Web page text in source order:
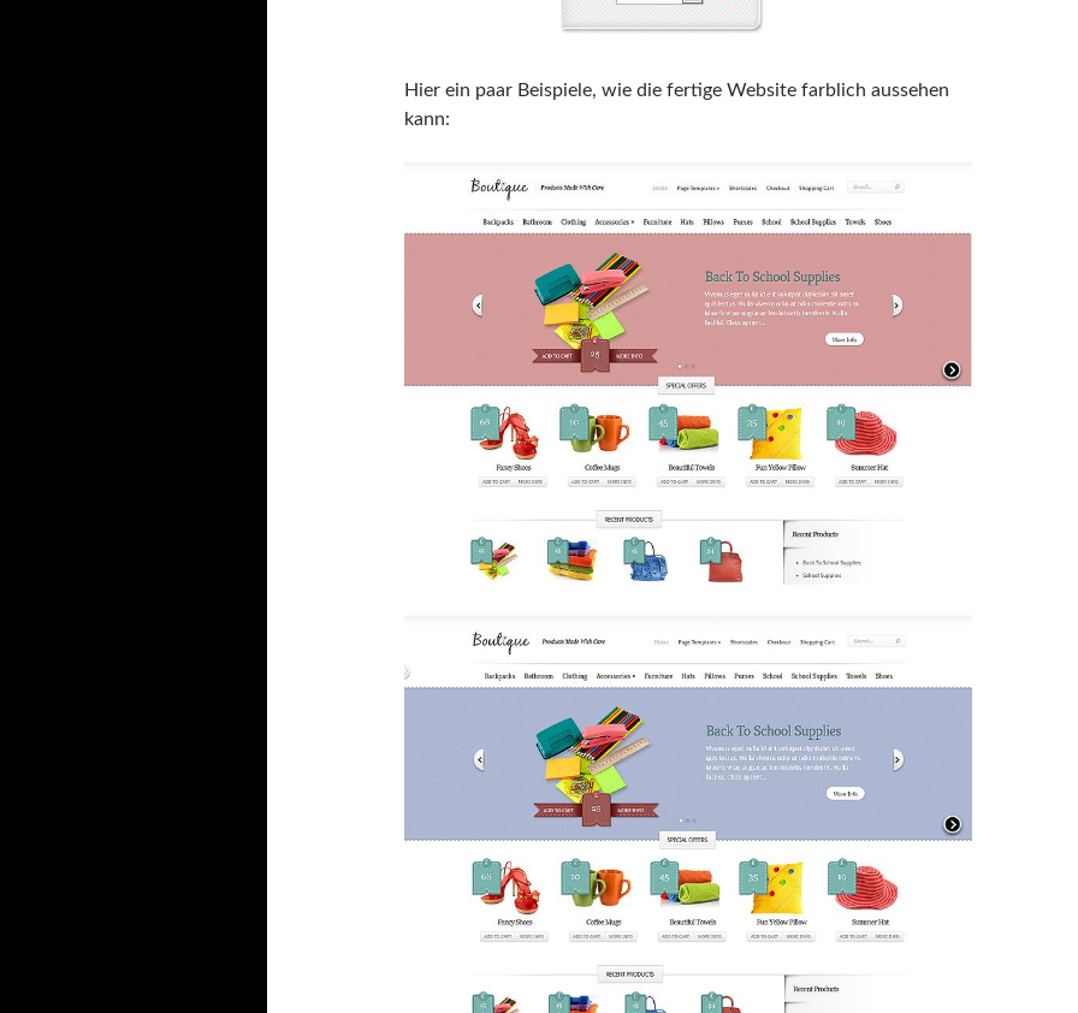
Hier ein paar Beispiele, wie die fertige Website farblich aussehen
kann: